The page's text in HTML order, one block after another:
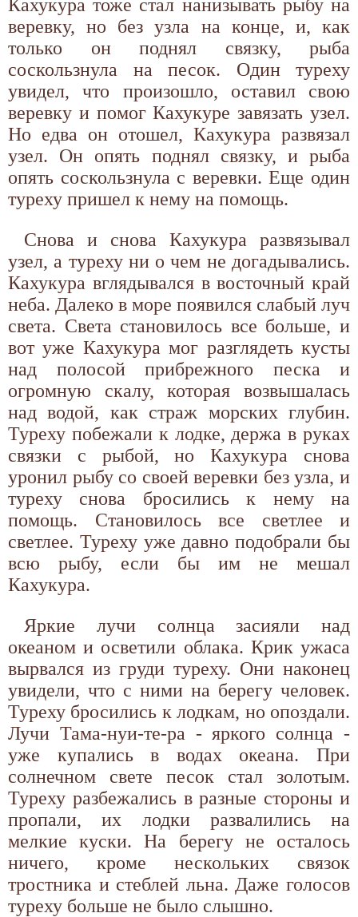
Кахукура тоже стал нанизывать рыбу на
веревку, но без узла на конце, и, как
только он поднял связку, рыба
соскользнула на песок. Один туреху
увидел, что произошло, оставил свою
веревку и помог Кахукуре завязать узел.
Но едва он отошел, Кахукура развязал
узел. Он опять поднял связку, и рыба
опять соскользнула с веревки. Еще один
туреху пришел к нему на помощь.
Снова и снова Кахукура развязывал
узел, а туреху ни о чем не догадывались.
Кахукура вглядывался в восточный край
неба. Далеко в море появился слабый луч
света. Света становилось все больше, и
вот уже Кахукура мог разглядеть кусты
над полосой прибрежного песка и
огромную скалу, которая возвышалась
над водой, как страж морских глубин.
Туреху побежали к лодке, держа в руках
связки с рыбой, но Кахукура снова
уронил рыбу со своей веревки без узла, и
туреху снова бросились к нему на
помощь. Становилось все светлее и
светлее. Туреху уже давно подобрали бы
всю рыбу, если бы им не мешал
Кахукура.
Яркие лучи солнца засияли над
океаном и осветили облака. Крик ужаса
вырвался из груди туреху. Они наконец
увидели, что с ними на берегу человек.
Туреху бросились к лодкам, но опоздали.
Лучи Тама-нуи-те-ра - яркого солнца -
уже купались в водах океана. При
солнечном свете песок стал золотым.
Туреху разбежались в разные стороны и
пропали, их лодки развалились на
мелкие куски. На берегу не осталось
ничего, кроме нескольких связок
тростника и стеблей льна. Даже голосов
туреху больше не было слышно.